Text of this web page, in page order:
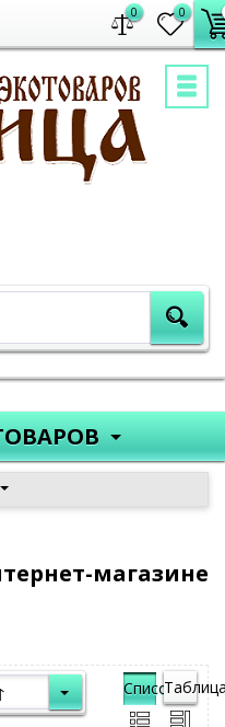
0 0
магазине
Список">